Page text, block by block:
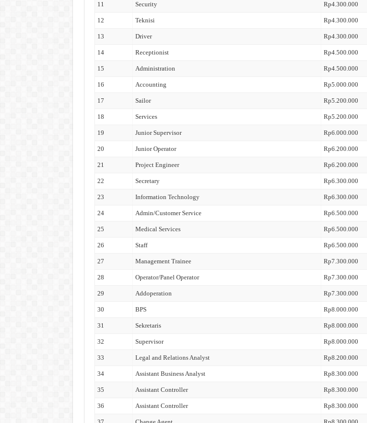
11 Security Rp4.300.000
12 Teknisi Rp4.300.000
13 Driver Rp4.300.000
14 Receptionist Rp4.500.000
15 Administration Rp4.500.000
16 Accounting Rp5.000.000
17 Sailor Rp5.200.000
18 Services Rp5.200.000
19 Junior Supervisor Rp6.000.000
20 Junior Operator Rp6.200.000
21 Project Engineer Rp6.200.000
22 Secretary Rp6.300.000
23 Information Technology Rp6.300.000
24 Admin/Customer Service Rp6.500.000
25 Medical Services Rp6.500.000
26 Staff Rp6.500.000
27 Management Trainee Rp7.300.000
28 Operator/Panel Operator Rp7.300.000
29 Addoperation Rp7.300.000
30 BPS Rp8.000.000
31 Sekretaris Rp8.000.000
32 Supervisor Rp8.000.000
33 Legal and Relations Analyst Rp8.200.000
34 Assistant Business Analyst Rp8.300.000
35 Assistant Controller Rp8.300.000
36 Assistant Controller Rp8.300.000